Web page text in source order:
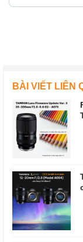
BÀI VIẾT LIÊN